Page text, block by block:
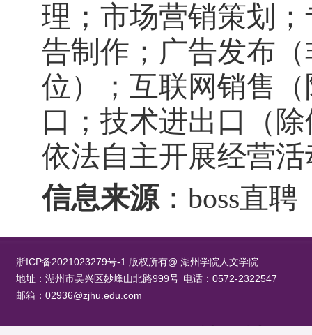
理；市场营销策划
告制作；广告发布
位）；互联网销售
口；技术进出口（
依法自主开展经营
信息来源： boss直聘
浙ICP备2021023279号-1 版权所有@ 湖州学院人文学院
地址：湖州市吴兴区妙峰山北路999号 电话：0572-2322547
邮箱：02936@zjhu.edu.com